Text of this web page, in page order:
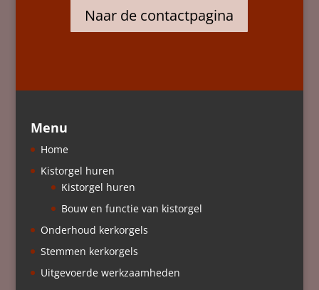
Naar de contactpagina
Menu
Home
Kistorgel huren
Kistorgel huren
Bouw en functie van kistorgel
Onderhoud kerkorgels
Stemmen kerkorgels
Uitgevoerde werkzaamheden